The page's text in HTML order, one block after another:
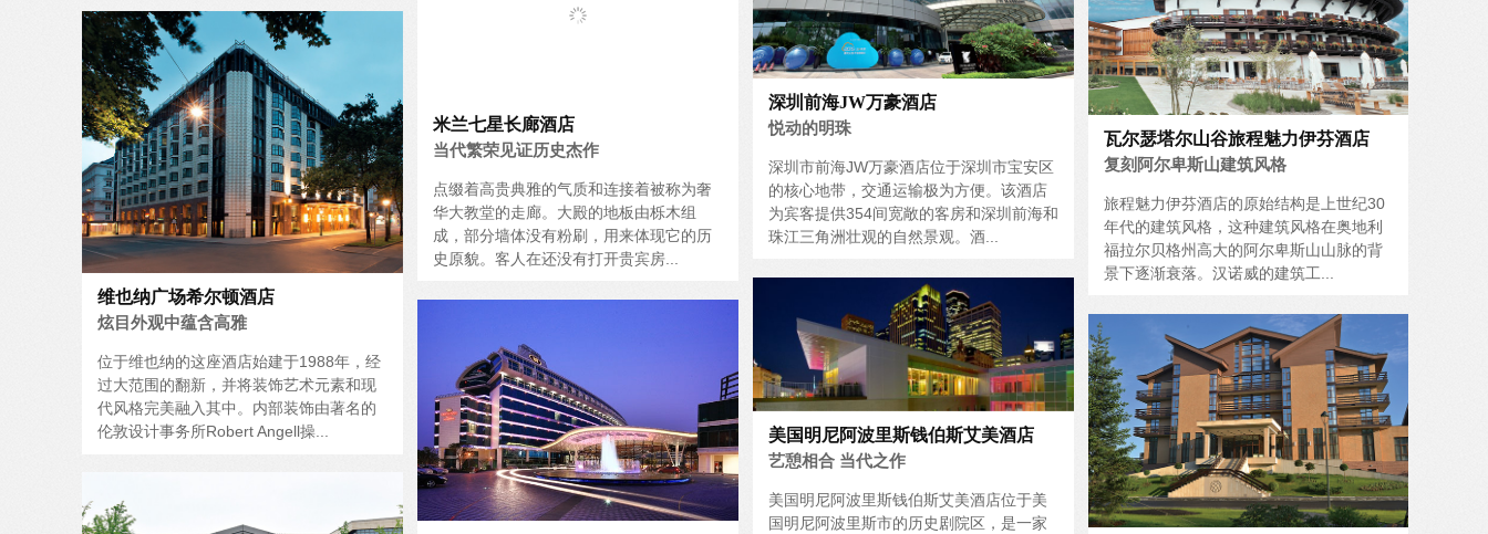
深圳前海JW万豪酒店
悦动的明珠
深圳市前海JW万豪酒店位于深圳市宝安区
的核心地带，交通运输极为方便。该酒店
为宾客提供354间宽敞的客房和深圳前海和
珠江三角洲壮观的自然景观。酒...
瓦尔瑟塔尔山谷旅程魅力伊芬酒店
复刻阿尔卑斯山建筑风格
旅程魅力伊芬酒店的原始结构是上世纪30
年代的建筑风格，这种建筑风格在奥地利
福拉尔贝格州高大的阿尔卑斯山山脉的背
景下逐渐衰落。汉诺威的建筑工...
米兰七星长廊酒店
当代繁荣见证历史杰作
点缀着高贵典雅的气质和连接着被称为奢
华大教堂的走廊。大殿的地板由栎木组
成，部分墙体没有粉刷，用来体现它的历
史原貌。客人在还没有打开贵宾房...
维也纳广场希尔顿酒店
炫目外观中蕴含高雅
位于维也纳的这座酒店始建于1988年，经
过大范围的翻新，并将装饰艺术元素和现
代风格完美融入其中。内部装饰由著名的
伦敦设计事务所Robert Angell操...
美国明尼阿波里斯钱伯斯艾美酒店
艺憩相合 当代之作
美国明尼阿波里斯钱伯斯艾美酒店位于美
国明尼阿波里斯市的历史剧院区，是一家